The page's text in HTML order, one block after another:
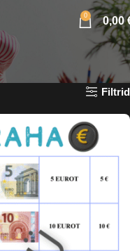
0 0,00
Filtrid